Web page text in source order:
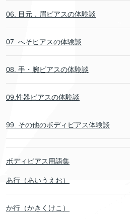
06. 目元．眉ピアスの体験談
07. へそピアスの体験談
08. 手・腕ピアスの体験談
09.性器ピアスの体験談
99. その他のボディピアス体験談
ボディピアス用語集
あ行（あいうえお）
か行（かきくけこ）